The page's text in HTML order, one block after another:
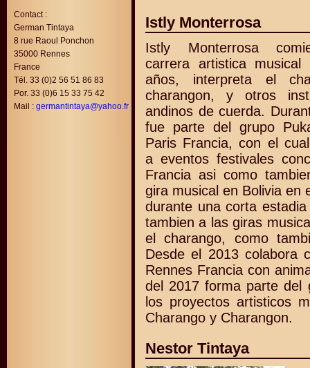
Contact :
German Tintaya
8 rue Raoul Ponchon
35000 Rennes
France
Tél. 33 (0)2 56 51 86 83
Por. 33 (0)6 15 33 75 42
Mail : germantintaya@yahoo.fr
Istly Monterrosa
Istly Monterrosa
carrera artistica
años, interpreta el
charangon, y otros
andinos de cuerda.
fue parte del grupo
Paris Francia, con el
a eventos festivales
Francia asi como
gira musical en Bolivia en
durante una corta
tambien a las giras
el charango, como
Desde el 2013 colabora
Rennes Francia con
del 2017 forma parte del
los proyectos artisticos
Charango y Charangon.
Nestor Tintaya